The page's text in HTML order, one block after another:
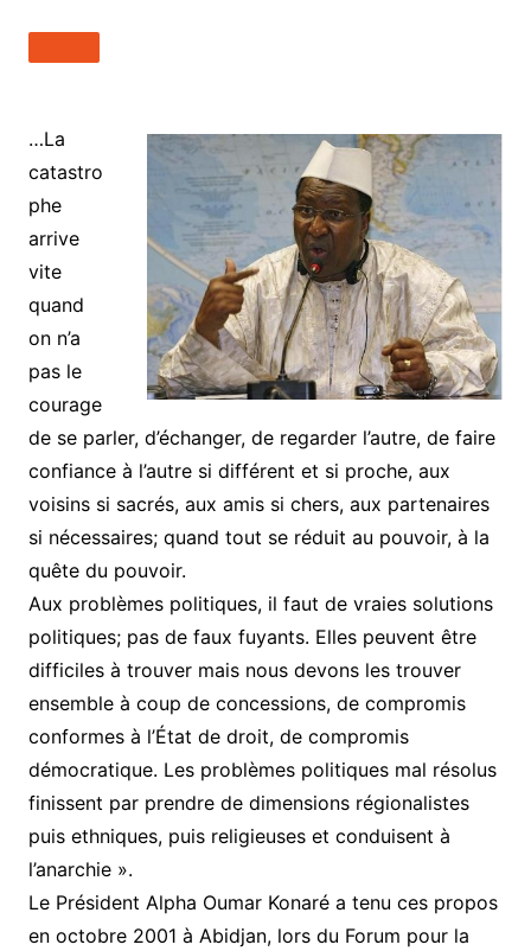
…La
catastro
phe
arrive
vite
quand
on n’a
pas le
courage
de se parler, d’échanger, de regarder l’autre, de faire
confiance à l’autre si différent et si proche, aux
voisins si sacrés, aux amis si chers, aux partenaires
si nécessaires; quand tout se réduit au pouvoir, à la
quête du pouvoir.
Aux problèmes politiques, il faut de vraies solutions
politiques; pas de faux fuyants. Elles peuvent être
difficiles à trouver mais nous devons les trouver
ensemble à coup de concessions, de compromis
conformes à l’État de droit, de compromis
démocratique. Les problèmes politiques mal résolus
finissent par prendre de dimensions régionalistes
puis ethniques, puis religieuses et conduisent à
l’anarchie ».
Le Président Alpha Oumar Konaré a tenu ces propos
en octobre 2001 à Abidjan, lors du Forum pour la